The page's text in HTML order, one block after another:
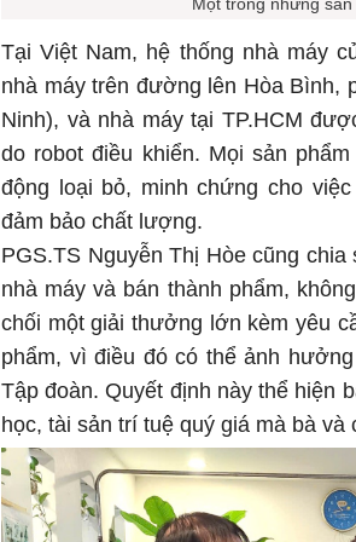
Một trong những
Tại Việt Nam, hệ thống nhà máy
nhà máy trên đường lên Hòa Bình,
Ninh), và nhà máy tại TP.HCM
do robot điều khiển. Mọi sản
động loại bỏ, minh chứng cho
đảm bảo chất lượng.
PGS.TS Nguyễn Thị Hòe cũng
nhà máy và bán thành phẩm,
chối một giải thưởng lớn kèm yêu
phẩm, vì điều đó có thể ảnh
Tập đoàn. Quyết định này thể hiện
học, tài sản trí tuệ quý giá mà bà